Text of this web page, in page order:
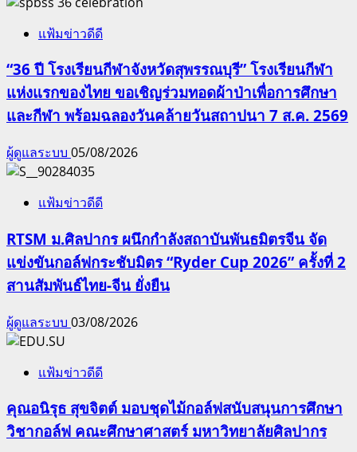
แฟ้มข่าวดีดี
“36 ปี โรงเรียนกีฬาจังหวัดสุพรรณบุรี” โรงเรียนกีฬา
แห่งแรกของไทย ขอเชิญร่วมทอดผ้าป่าเพื่อการศึกษา
และกีฬา พร้อมฉลองวันคล้ายวันสถาปนา 7 ส.ค. 2569
ผู้ดูแลระบบ 05/08/2026
แฟ้มข่าวดีดี
RTSM ม.ศิลปากร ผนึกกำลังสถาบันพันธมิตรจีน จัด
แข่งขันกอล์ฟกระชับมิตร “Ryder Cup 2026” ครั้งที่ 2
สานสัมพันธ์ไทย-จีน ยั่งยืน
ผู้ดูแลระบบ 03/08/2026
แฟ้มข่าวดีดี
คุณอนิรุธ สุขจิตต์ มอบชุดไม้กอล์ฟสนับสนุนการศึกษา
วิชากอล์ฟ คณะศึกษาศาสตร์ มหาวิทยาลัยศิลปากร